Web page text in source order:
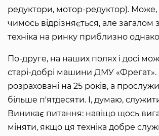
редуктори, мотор-редуктор). Може,
чимось відрізняється, але
техніка на ринку приблизно
По-друге, на наших полях і досі
старі-добрі машини ДМУ
розраховані на 25 років, а
більше п'ятдесяти. І, думаю,
Виникає питання: навіщо щось
міняти, якщо ця техніка добре